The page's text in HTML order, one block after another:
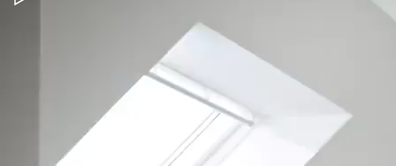
Pausar vídeo